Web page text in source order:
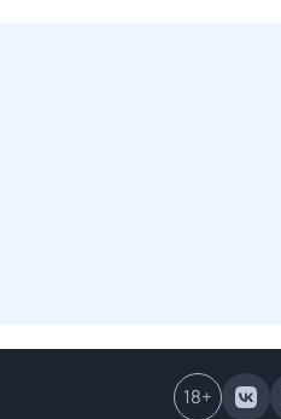
18+